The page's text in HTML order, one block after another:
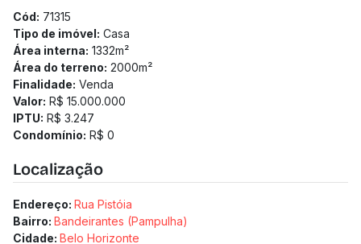
(Os preços e informações poderão sofrer mudanças.
Solicitamos a confirmação com nossa equipe).
Cód: 71315
Tipo de imóvel: Casa
Área interna: 1332m²
Área do terreno: 2000m²
Finalidade: Venda
Valor: R$ 15.000.000
IPTU: R$ 3.247
Condomínio: R$ 0
Localização
Endereço: Rua Pistóia
Bairro: Bandeirantes (Pampulha)
Cidade: Belo Horizonte